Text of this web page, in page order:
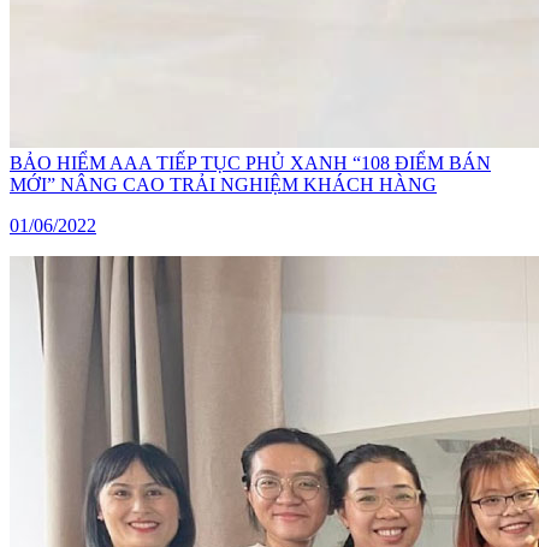
BẢO HIỂM AAA TIẾP TỤC PHỦ XANH “108 ĐIỂM BÁN
MỚI” NÂNG CAO TRẢI NGHIỆM KHÁCH HÀNG
01/06/2022